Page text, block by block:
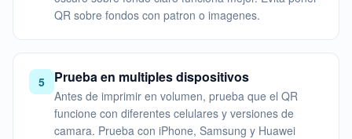
QR sobre fondos con patron o imagenes.
5 Prueba en multiples dispositivos
Antes de imprimir en volumen, prueba que el QR
funcione con diferentes celulares y versiones de
camara. Prueba con iPhone, Samsung y Huawei